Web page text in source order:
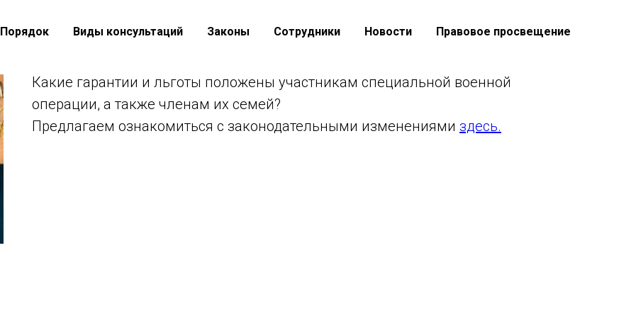
Порядок Виды консультаций Законы Сотрудники Новости Правовое просвещение
Какие гарантии и льготы положены участникам специальной военной
операции, а также членам их семей?
Предлагаем ознакомиться с законодательными изменениями здесь.